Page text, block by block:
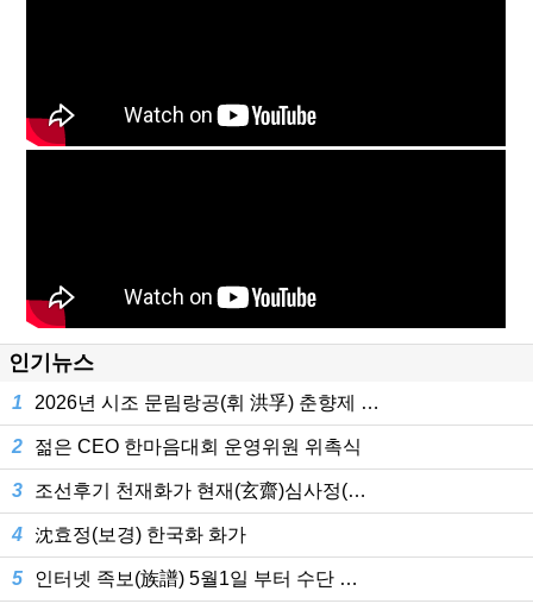
인기뉴스
1 2026년 시조 문림랑공(휘 洪孚) 춘향제 …
2 젊은 CEO 한마음대회 운영위원 위촉식
3 조선후기 천재화가 현재(玄齋)심사정(…
4 沈효정(보경) 한국화 화가
5 인터넷 족보(族譜) 5월1일 부터 수단 …